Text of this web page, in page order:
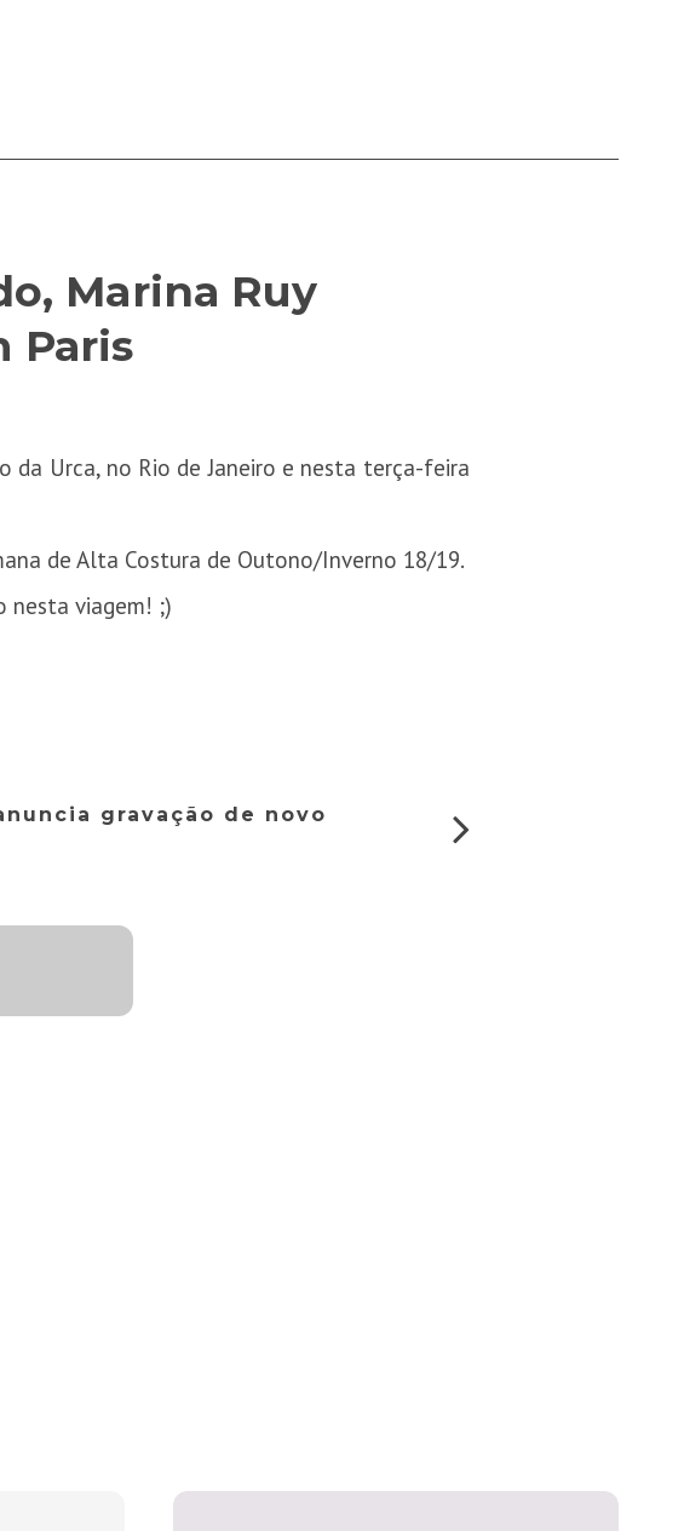
Marina Ruy
Paris
da Urca, no Rio de Janeiro e nesta terça-feira
de Alta Costura de Outono/Inverno 18/19.
nesta viagem! ;)
gravação de novo